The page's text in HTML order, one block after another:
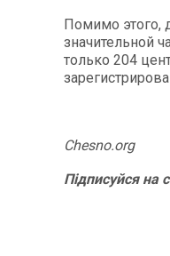
Помимо этого,
значительной
только 204
Chesno.org
Підписуйся на